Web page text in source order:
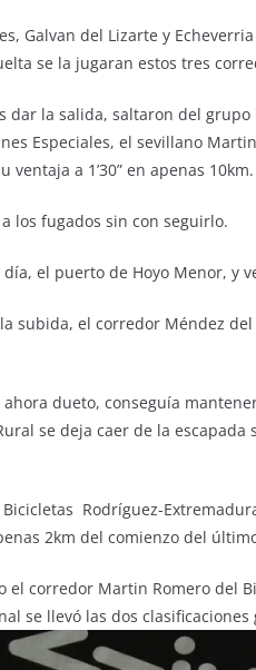
Galvan del Lizarte y
se la jugaran estos tres
la salida, saltaron del
Especiales, el sevillano
a 1’30” en apenas 10km.
los fugados sin con seguirlo.
el puerto de Hoyo Menor, y
subida, el corredor Méndez
dueto, conseguía
se deja caer de la
Rodríguez-
2km del comienzo del
el corredor Martin Romero
se llevó las dos clasificaciones